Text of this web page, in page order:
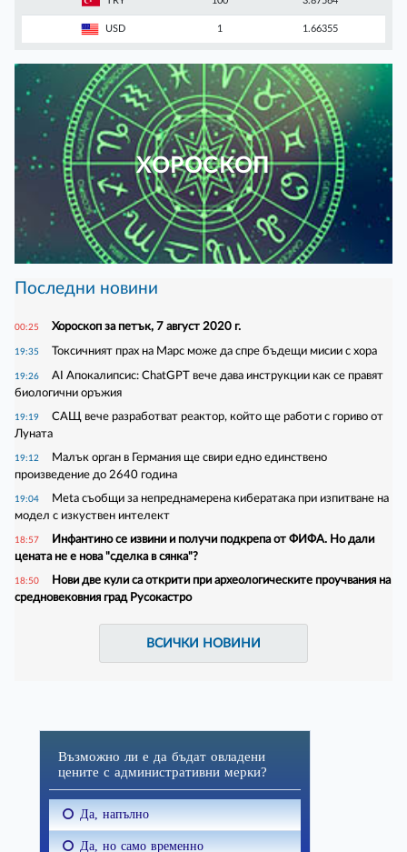
USD 1 1.66355
ХОРОСКОП
Последни новини
00:25 Хороскоп за петък, 7 август 2020 г.
19:35 Токсичният прах на Марс може да спре бъдещи мисии с хора
19:26
AI Апокалипсис: ChatGPT вече дава инструкции как се правят
биологични оръжия
19:19
САЩ вече разработват реактор, който ще работи с гориво от
Луната
19:12
Малък орган в Германия ще свири едно единствено
произведение до 2640 година
19:04
Meta съобщи за непреднамерена кибератака при изпитване на
модел с изкуствен интелект
18:57
Инфантино се извини и получи подкрепа от ФИФА. Но дали
цената не е нова "сделка в сянка"?
18:50
Нови две кули са открити при археологическите проучвания на
средновековния град Русокастро
ВСИЧКИ НОВИНИ